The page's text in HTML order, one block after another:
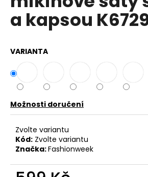
5
hvězdiček.
a kapsou
VARIANTA
Možnosti doručení
Zvolte variantu
Kód: Zvolte variantu
Značka:Fashionweek
u
j
m
e
BAVLNĚNÉ
ALADDIN
LEHKÉ
VZDUŠNÉ
K9700
499
Kč